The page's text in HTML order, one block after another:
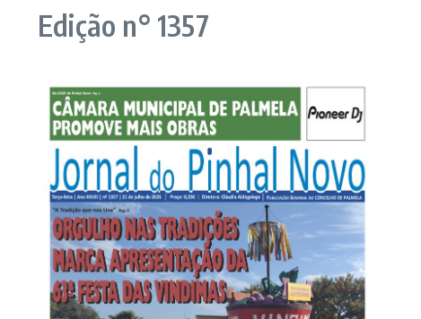
Edição n° 1357